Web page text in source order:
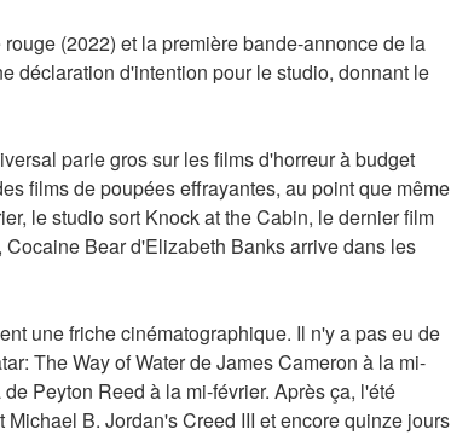
(2022) et la première bande-annonce de la
déclaration d'intention pour le studio, donnant le
parie gros sur les films d'horreur à budget
films de poupées effrayantes, au point que même
le studio sort Knock at the Cabin, le dernier film
Bear d'Elizabeth Banks arrive dans les
une friche cinématographique. Il n'y a pas eu de
The Way of Water de James Cameron à la mi-
Peyton Reed à la mi-février. Après ça, l'été
B. Jordan's Creed III et encore quinze jours